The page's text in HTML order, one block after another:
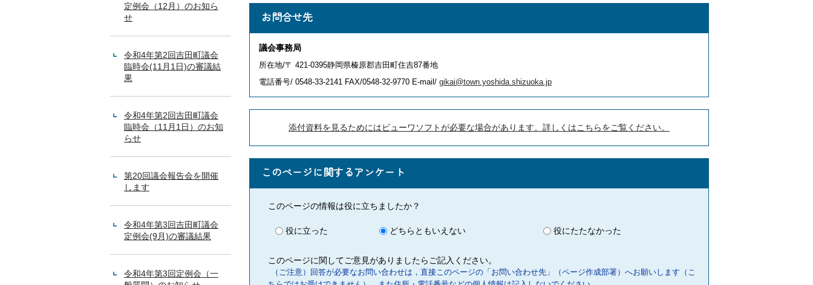
定例会（12月）のお知ら
せ
令和4年第2回吉田町議会
臨時会(11月1日)の審議結
果
令和4年第2回吉田町議会
臨時会（11月1日）のお知
らせ
第20回議会報告会を開催
します
令和4年第3回吉田町議会
定例会(9月)の審議結果
令和4年第3回定例会（一
お問合せ先
議会事務局
所在地/〒 421-0395静岡県榛原郡吉田町住吉87番地
電話番号/ 0548-33-2141 FAX/0548-32-9770 E-mail/ gikai@town.yoshida.shizuoka.jp
添付資料を見るためにはビューワソフトが必要な場合があります。詳しくはこちらをご覧ください。
このページに関するアンケート
このページの情報は役に立ちましたか？
役に立った どちらともいえない 役にたたなかった
このページに関してご意見がありましたらご記入ください。
（ご注意）回答が必要なお問い合わせは，直接このページの「お問い合わせ先」（ページ作成部署）へお願いします（こ